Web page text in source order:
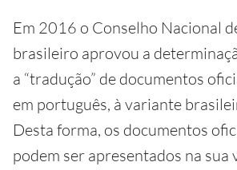
Em 2016 o Conselho Nacional
brasileiro aprovou a
a “tradução” de documentos
em português, à variante
Desta forma, os documentos
podem ser apresentados na sua